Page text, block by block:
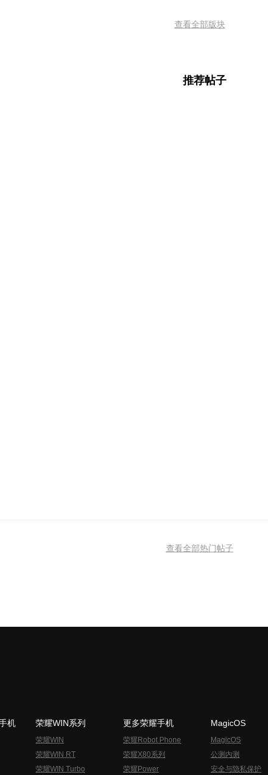
查看全部版块
推荐帖子
查看全部热门帖子
机 荣耀WIN系列
荣耀WIN
荣耀WIN RT
荣耀WIN Turbo
更多荣耀手机
荣耀Robot Phone
荣耀X80系列
荣耀Power
MagicOS
MagicOS
公测内测
安全与隐私保护